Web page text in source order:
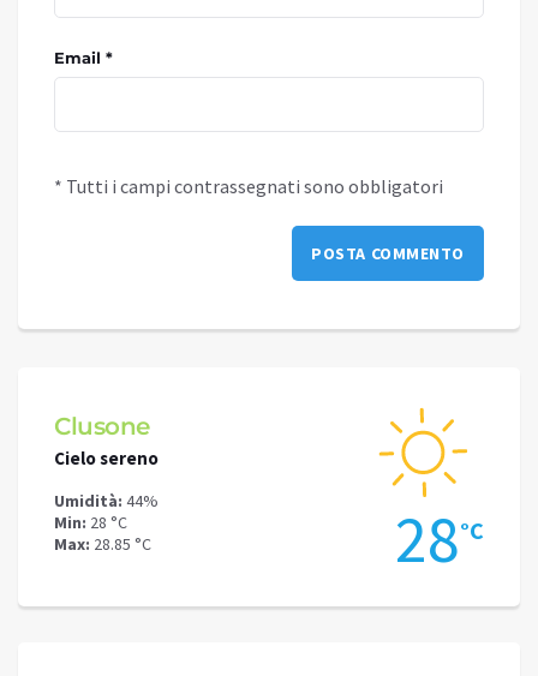
Email *
* Tutti i campi contrassegnati sono obbligatori
Clusone
Cielo sereno
Umidità: 44%
Min: 28 °C
Max: 28.85 °C 28°C